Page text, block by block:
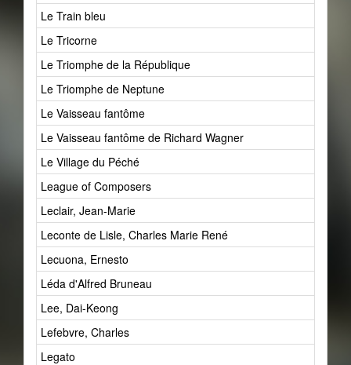
Le Train bleu
Le Tricorne
Le Triomphe de la République
Le Triomphe de Neptune
Le Vaisseau fantôme
Le Vaisseau fantôme de Richard Wagner
Le Village du Péché
League of Composers
Leclair, Jean-Marie
Leconte de Lisle, Charles Marie René
Lecuona, Ernesto
Léda d'Alfred Bruneau
Lee, Dai-Keong
Lefebvre, Charles
Legato